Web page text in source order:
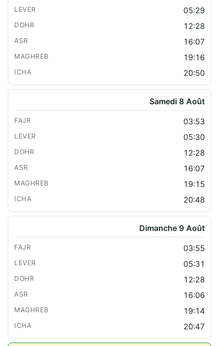
05:29
12:28
16:07
19:16
20:50
Samedi 8 Août
03:53
05:30
12:28
16:07
19:15
20:48
Dimanche 9 Août
03:55
05:31
12:28
16:06
19:14
20:47